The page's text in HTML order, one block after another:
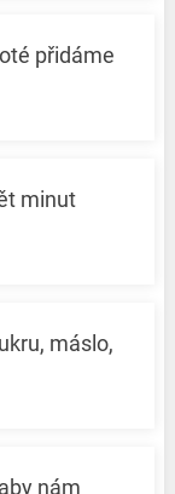
přidáme
minut
máslo,
nám